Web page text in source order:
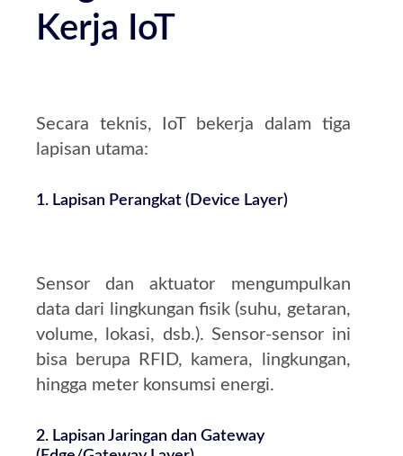
Kerja IoT
Secara teknis, IoT bekerja dalam tiga
lapisan utama:
1. Lapisan Perangkat (Device Layer)
Sensor dan aktuator mengumpulkan
data dari lingkungan fisik (suhu, getaran,
volume, lokasi, dsb.). Sensor-sensor ini
bisa berupa RFID, kamera, lingkungan,
hingga meter konsumsi energi.
2. Lapisan Jaringan dan Gateway